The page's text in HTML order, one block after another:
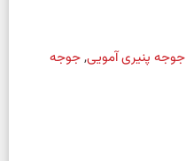
جوجه پنیری آمویی,جوجه